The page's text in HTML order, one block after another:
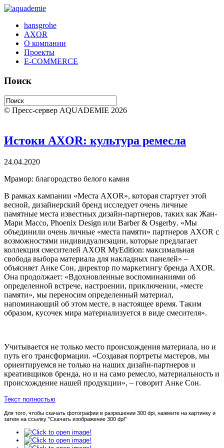
hansgrohe
AXOR
О компании
Проекты
E-COMMERCE
Поиск
© Пресс-сервер AQUADEMIE 2026
Истоки AXOR: культура ремесла
24.04.2020
Мрамор: благородство белого камня
В рамках кампании «Места AXOR», которая стартует этой
весной, дизайнерский бренд исследует очень личные
памятные места известных дизайн-партнеров, таких как Жан-
Мари Массо, Phoenix Design или Barber& Osgerby. «Мы
объединили очень личные «места памяти» партнеров AXOR с
возможностями индивидуализации, которые предлагает
коллекция смесителей AXOR MyEdition: максимальная
свобода выбора материала для накладных панелей» –
объясняет Анке Сон, директор по маркетингу бренда AXOR.
Она продолжает: «Вдохновленные воспоминаниями об
определенной встрече, настроении, приключении, «месте
памяти», мы переносим определенный материал,
напоминающий об этом месте, в настоящее время. Таким
образом, кусочек мира материализуется в виде смесителя».
Учитывается не только место происхождения материала, но и
путь его трансформации. «Создавая портреты мастеров, мы
ориентируемся не только на наших дизайн-партнеров и
креативщиков бренда, но и на само ремесло, материальность и
происхождение нашей продукции», – говорит Анке Сон.
Текст полностью
Для того, чтобы скачать фотографии в разрешении 300 dpi, нажмите на картинку и
затем на ссылку "Скачать изображение 300 dpi"